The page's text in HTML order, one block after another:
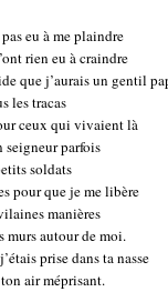
eu à me plaindre
rien eu à craindre
que j’aurais un gentil
les tracas
ceux qui vivaient là
seigneur parfois
soldats
pour que je me libère
manières
murs autour de moi.
prise dans ta nasse
air méprisant.